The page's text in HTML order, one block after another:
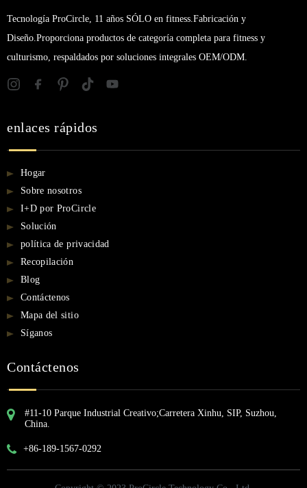
Tecnología ProCircle, 11 años SÓLO en fitness.Fabricación y
Diseño.Proporciona productos de categoría completa para fitness y
culturismo, respaldados por soluciones integrales OEM/ODM.
enlaces rápidos
Hogar
Sobre nosotros
I+D por ProCircle
Solución
política de privacidad
Recopilación
Blog
Contáctenos
Mapa del sitio
Síganos
Contáctenos
#11-10 Parque Industrial Creativo;Carretera Xinhu, SIP, Suzhou,
China.
+86-189-1567-0292